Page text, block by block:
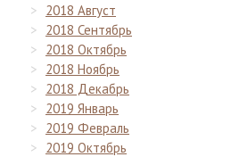
2018 Август
2018 Сентябрь
2018 Октябрь
2018 Ноябрь
2018 Декабрь
2019 Январь
2019 Февраль
2019 Октябрь